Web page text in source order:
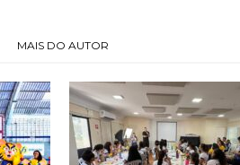
MAIS DO AUTOR